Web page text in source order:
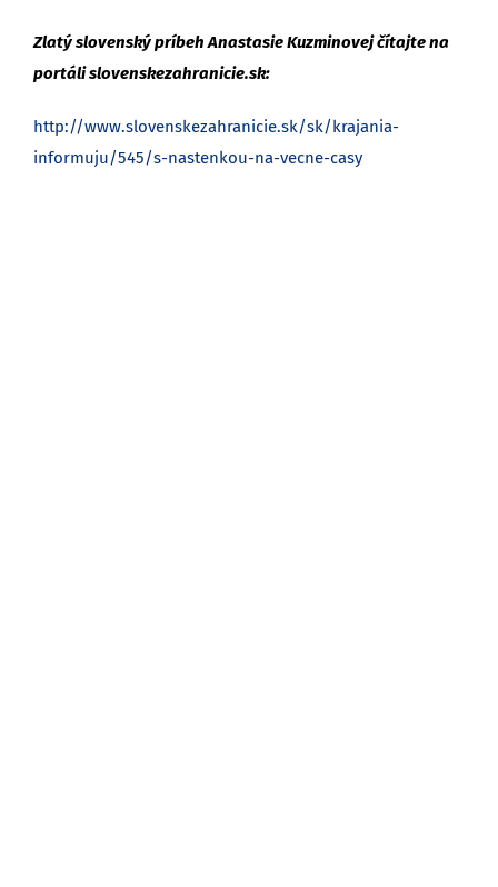
Zlatý slovenský príbeh Anastasie Kuzminovej čítajte na
portáli slovenskezahranicie.sk:
http://www.slovenskezahranicie.sk/sk/krajania-
informuju/545/s-nastenkou-na-vecne-casy